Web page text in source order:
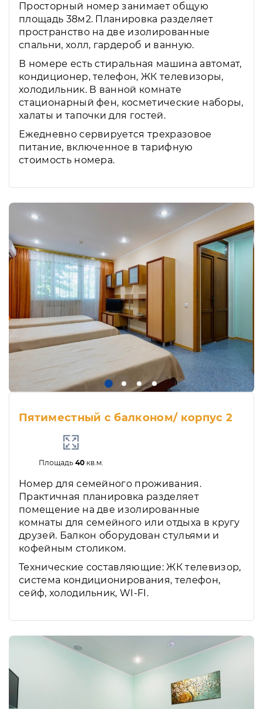
Просторный номер занимает общую
площадь 38м2. Планировка разделяет
пространство на две изолированные
спальни, холл, гардероб и ванную.
В номере есть стиральная машина автомат,
кондиционер, телефон, ЖК телевизоры,
холодильник. В ванной комнате
стационарный фен, косметические наборы,
халаты и тапочки для гостей.
Ежедневно сервируется трехразовое
питание, включенное в тарифную
стоимость номера.
Пятиместный с балконом/ корпус 2
Площадь 40кв.м.
Номер для семейного проживания.
Практичная планировка разделяет
помещение на две изолированные
комнаты для семейного или отдыха в кругу
друзей. Балкон оборудован стульями и
кофейным столиком.
Технические составляющие: ЖК телевизор,
система кондиционирования, телефон,
сейф, холодильник, WI-FI.